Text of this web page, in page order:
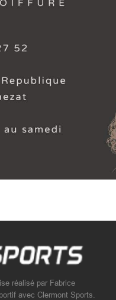
réalisé par Fabrice
avec Clermont Sports.